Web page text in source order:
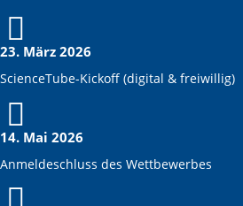
23. März 2026
ScienceTube-Kickoff (digital & freiwillig)
14. Mai 2026
Anmeldeschluss des Wettbewerbes